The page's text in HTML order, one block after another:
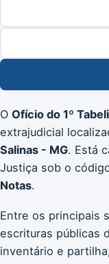
O Ofício do 1º
extrajudicial
Salinas - MG. Está
Justiça sob o
Notas.
Entre os principais
escrituras públicas
inventário e